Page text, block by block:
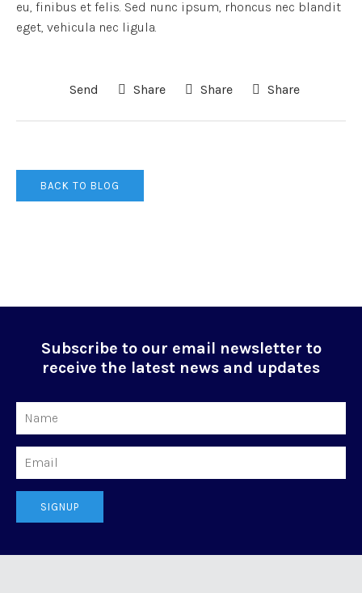
eu, finibus et felis. Sed nunc ipsum, rhoncus nec blandit
eget, vehicula nec ligula.
Send Share Share Share
BACK TO BLOG
Subscribe to our email newsletter to
receive the latest news and updates
SIGNUP